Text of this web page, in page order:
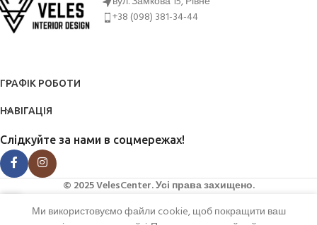
+38 (098) 381-34-44
ГРАФІК РОБОТИ
НАВІГАЦІЯ
Слідкуйте за нами в соцмережах!
© 2025 VelesCenter. Усі права захищено.
Ми використовуємо файли cookie, щоб покращити ваш